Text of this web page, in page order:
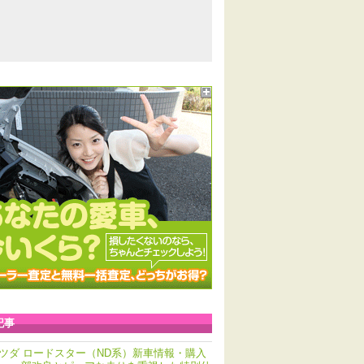
事
ダ ロードスター（ND系）新車情報・購入